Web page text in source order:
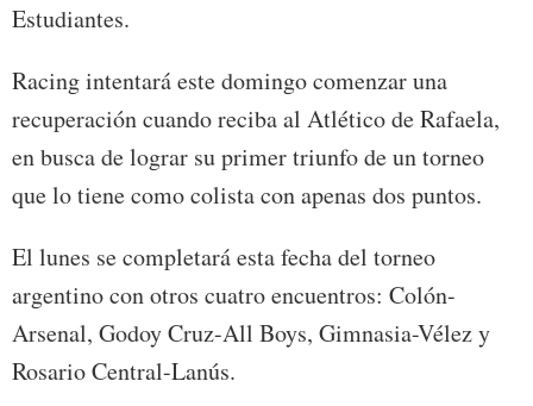
Estudiantes.
Racing intentará este domingo comenzar una
recuperación cuando reciba al Atlético de Rafaela,
en busca de lograr su primer triunfo de un torneo
que lo tiene como colista con apenas dos puntos.
El lunes se completará esta fecha del torneo
argentino con otros cuatro encuentros: Colón-
Arsenal, Godoy Cruz-All Boys, Gimnasia-Vélez y
Rosario Central-Lanús.